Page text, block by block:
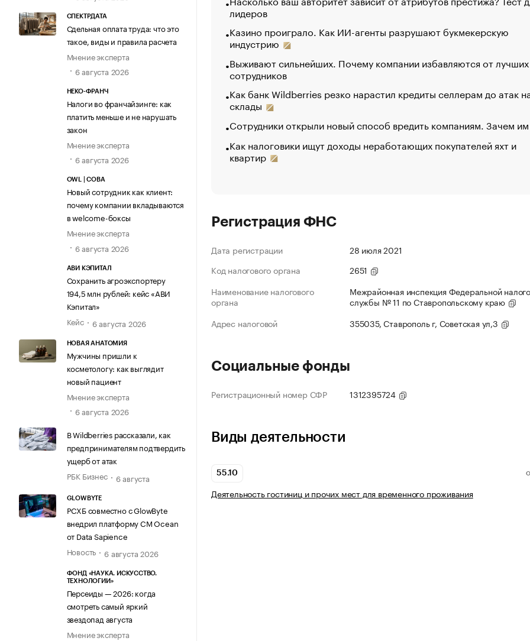
СПЕКТРДАТА
Сдельная оплата труда: что это
такое, виды и правила расчета
Мнение эксперта
6 августа 2026
НЕКО-ФРАНЧ
Налоги во франчайзинге: как
платить меньше и не нарушать
закон
Мнение эксперта
6 августа 2026
OWL | СОВА
Новый сотрудник как клиент:
почему компании вкладываются
в welcome-боксы
Мнение эксперта
6 августа 2026
АВИ КЭПИТАЛ
Сохранить агроэкспортеру
194,5 млн рублей: кейс «АВИ
Кэпитал»
Кейс
6 августа 2026
НОВАЯ АНАТОМИЯ
Мужчины пришли к
косметологу: как выглядит
новый пациент
Мнение эксперта
6 августа 2026
В Wildberries рассказали, как
предпринимателям подтвердить
ущерб от атак
РБК Бизнес
6 августа
GLOWBYTE
РСХБ совместно с GlowByte
внедрил платформу CM Ocean
от Data Sapience
Новость
6 августа 2026
ФОНД «НАУКА. ИСКУССТВО.
ТЕХНОЛОГИИ»
Персеиды — 2026: когда
смотреть самый яркий
звездопад августа
Мнение эксперта
лидеров
Казино проиграло. Как ИИ-агенты разрушают букмекерскую
индустрию
Выживают сильнейших. Почему компании избавляются от лучших
сотрудников
Как банк Wildberries резко нарастил кредиты селлерам до атак
склады
Сотрудники открыли новый способ вредить компаниям. Зачем
Как налоговики ищут доходы неработающих покупателей яхт и
квартир
Регистрация ФНС
Дата регистрации
28 июля 2021
Код налогового органа
2651
Наименование налогового
органа
Межрайонная инспекция Федеральной
службы № 11 по Ставропольскому краю
Адрес налоговой
355035, Ставрополь г, Советская ул,3
Социальные фонды
Регистрационный номер СФР 1312395724
Виды деятельности
55.10
Деятельность гостиниц и прочих мест для временного проживания